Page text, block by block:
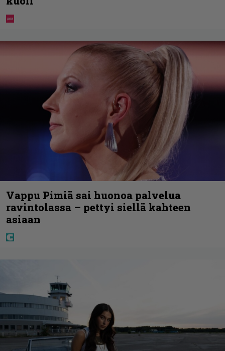
Vappu Pimiä sai huonoa palvelua
ravintolassa – pettyi siellä kahteen
asiaan